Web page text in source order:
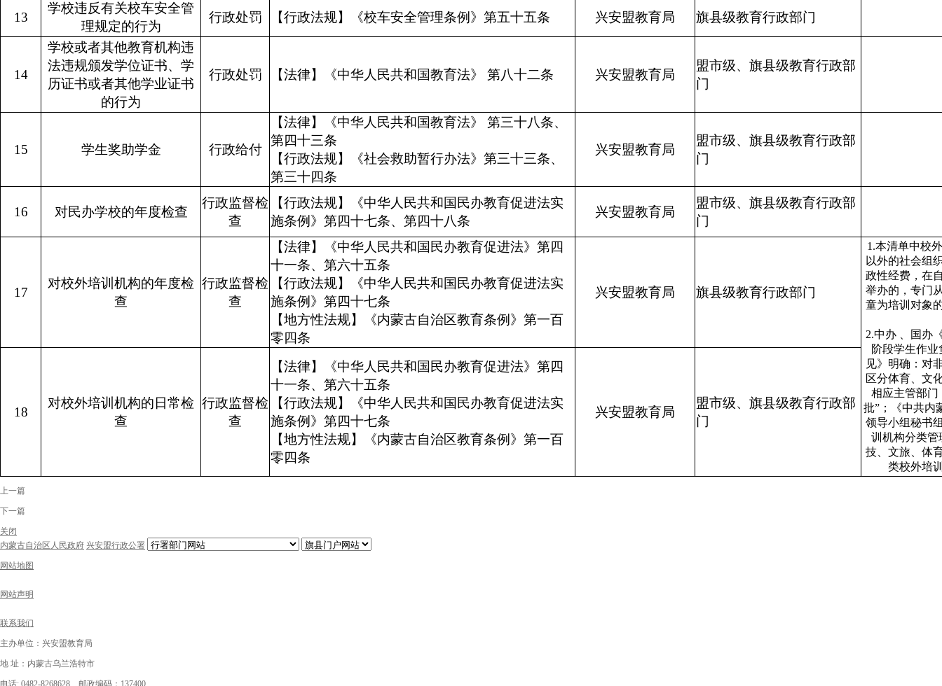
13
学校违反有关校车安全管
理规定的行为
行政处罚 【行政法规】《校车安全管理条例》第五十五条 兴安盟教育局 旗县级教育行政部门
14
学校或者其他教育机构违
法违规颁发学位证书、学
历证书或者其他学业证书
的行为
行政处罚 【法律】《中华人民共和国教育法》 第八十二条 兴安盟教育局
盟市级、旗县级教育行政部
门
15 学生奖助学金 行政给付
【法律】《中华人民共和国教育法》 第三十八条、
第四十三条
【行政法规】《社会救助暂行办法》第三十三条、
第三十四条
兴安盟教育局
盟市级、旗县级教育行政部
门
16 对民办学校的年度检查
行政监督检
查
【行政法规】《中华人民共和国民办教育促进法实
施条例》第四十七条、第四十八条
兴安盟教育局
盟市级、旗县级教育行政部
门
17
对校外培训机构的年度检
查
行政监督检
查
【法律】《中华人民共和国民办教育促进法》第四
十一条、第六十五条
【行政法规】《中华人民共和国民办教育促进法实
施条例》第四十七条
【地方性法规】《内蒙古自治区教育条例》第一百
零四条
兴安盟教育局 旗县级教育行政部门
1.本清单中校
以外的社会组
政性经费，在
举办的，专门
童为培训对象
2.中办 、国办
阶段学生作
见》明确：对
区分体育、文
相应主管部门
批”；《中共内
领导小组秘书
训机构分类管
技、文旅、体
类校外培
18
对校外培训机构的日常检
查
行政监督检
查
【法律】《中华人民共和国民办教育促进法》第四
十一条、第六十五条
【行政法规】《中华人民共和国民办教育促进法实
施条例》第四十七条
【地方性法规】《内蒙古自治区教育条例》第一百
零四条
兴安盟教育局
盟市级、旗县级教育行政部
门
上一篇
下一篇
关闭
内蒙古自治区人民政府 兴安盟行政公署
网站地图
网站声明
联系我们
主办单位：兴安盟教育局
地 址：内蒙古乌兰浩特市
电话: 0482-8268628 邮政编码：137400